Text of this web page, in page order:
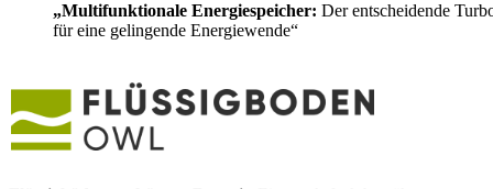
„Multifunktionale Energiespeicher: Der entscheidende
für eine gelingende Energiewende“